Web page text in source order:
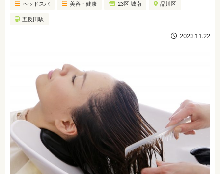
美容・健康
ヘッドスパ 美容・健康 23区-城南 品川区
五反田駅
2023.11.22